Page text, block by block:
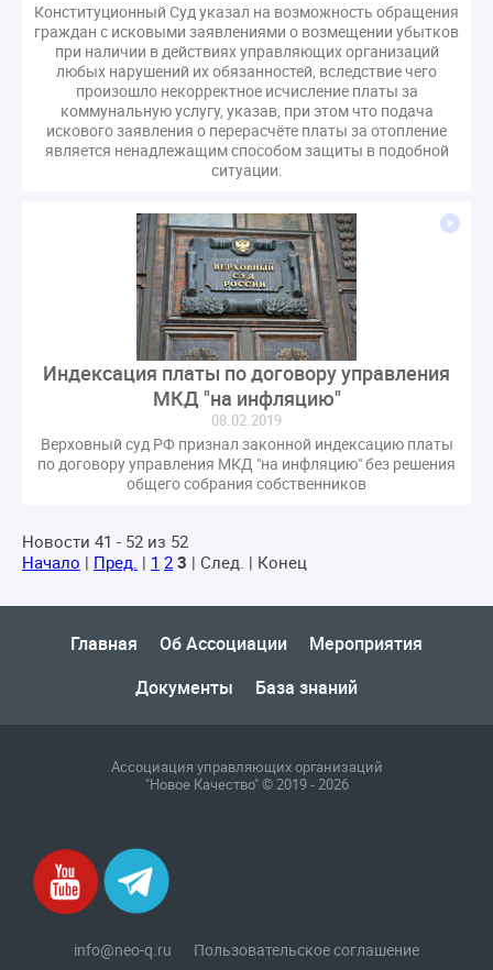
Конституционный Суд указал на возможность обращения
граждан с исковыми заявлениями о возмещении убытков
при наличии в действиях управляющих организаций
любых нарушений их обязанностей, вследствие чего
произошло некорректное исчисление платы за
коммунальную услугу, указав, при этом что подача
искового заявления о перерасчёте платы за отопление
является ненадлежащим способом защиты в подобной
ситуации.
Индексация платы по договору управления
МКД "на инфляцию"
08.02.2019
Верховный суд РФ признал законной индексацию платы
по договору управления МКД "на инфляцию" без решения
общего собрания собственников
Новости 41 - 52 из 52
Начало | Пред. | 1 2 3 | След. | Конец
Главная Об Ассоциации
Мероприятия
Документы
База знаний
Ассоциация управляющих организаций
"Новое Качество" © 2019 - 2026
info@neo-q.ru Пользовательское соглашение